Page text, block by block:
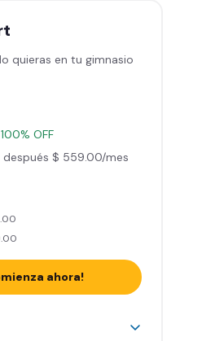
- Tu plan de
personalizado
(entrenamientos en
app
las áreas de peso
quieras en tu gimnasio
100% OFF
, después $ 559.00/mes
ahora!
a + 2.000